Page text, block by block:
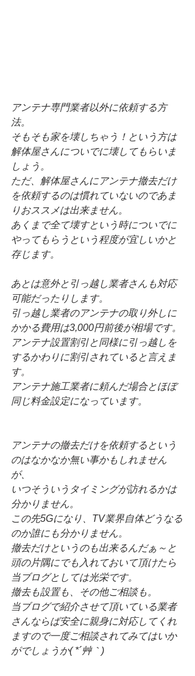
アンテナ専門業者以外に依頼する方
法。
そもそも家を壊しちゃう！という方は
解体屋さんについでに壊してもらいま
しょう。
ただ、解体屋さんにアンテナ撤去だけ
を依頼するのは慣れていないのであま
りおススメは出来ません。
あくまで全て壊すという時についでに
やってもらうという程度が宜しいかと
存じます。
あとは意外と引っ越し業者さんも対応
可能だったりします。
引っ越し業者のアンテナの取り外しに
かかる費用は3,000円前後が相場です。
アンテナ設置割引と同様に引っ越しを
するかわりに割引されていると言えま
す。
アンテナ施工業者に頼んだ場合とほぼ
同じ料金設定になっています。
アンテナの撤去だけを依頼するという
のはなかなか無い事かもしれません
が、
いつそういうタイミングが訪れるかは
分かりません。
この先5Gになり、TV業界自体どうなる
のか誰にも分かりません。
撤去だけというのも出来るんだぁ～と
頭の片隅にでも入れておいて頂けたら
当ブログとしては光栄です。
撤去も設置も、その他ご相談も。
当ブログで紹介させて頂いている業者
さんならば安全に親身に対応してくれ
ますので一度ご相談されてみてはいか
がでしょうか( *´艸｀)